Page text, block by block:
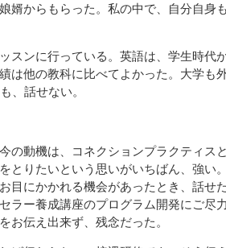
婿からもらった。私の中で、自分自身
スンに行っている。英語は、学生時代
は他の教科に比べてよかった。大学も
、話せない。
の動機は、コネクションプラクティス
とりたいという思いがいちばん、強い
目にかかれる機会があったとき、話せ
ラー養成講座のプログラム開発にご尽
お伝え出来ず、残念だった。